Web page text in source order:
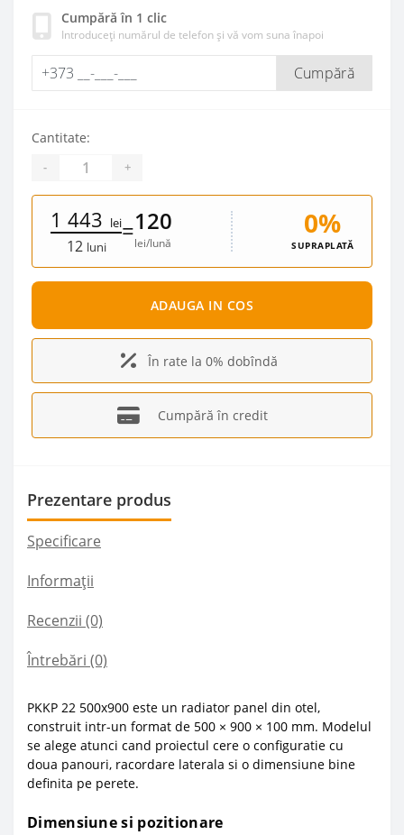
Cumpără în 1 clic
Introduceți numărul de telefon și vă vom suna înapoi
Cumpără
Cantitate:
- +
1 443 lei
12 luni
=120
lei/lună
0%
SUPRAPLATĂ
ADAUGA IN COS
În rate la 0% dobîndă
Cumpără în credit
Prezentare produs
Specificare
Informații
Recenzii (0)
Întrebări (0)
PKKP 22 500x900 este un radiator panel din otel,
construit intr-un format de 500 × 900 × 100 mm. Modelul
se alege atunci cand proiectul cere o configuratie cu
doua panouri, racordare laterala si o dimensiune bine
definita pe perete.
Dimensiune si pozitionare